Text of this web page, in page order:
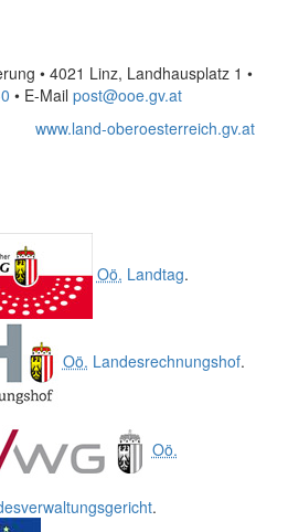
• 4021 Linz, Landhausplatz 1 •
• E-Mail post@ooe.gv.at
www.land-oberoesterreich.gv.at
Oö. Landtag.
Oö. Landesrechnungshof.
Oö.
.